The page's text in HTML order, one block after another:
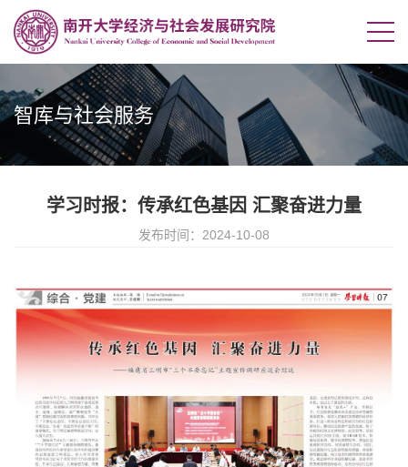
智库与社会服务
学习时报：传承红色基因 汇聚奋进力量
发布时间：2024-10-08